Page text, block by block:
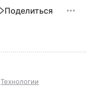
Поделиться
Технологии